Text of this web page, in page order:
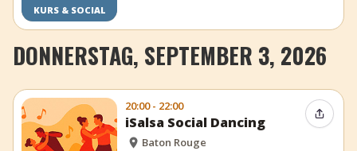
KURS & SOCIAL
DONNERSTAG, SEPTEMBER 3, 2026
20:00 - 22:00
iSalsa Social Dancing
Baton Rouge
Event